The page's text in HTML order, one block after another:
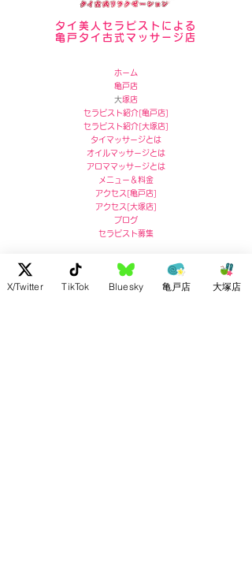
タイ美人セラピストによる
亀戸タイ古式マッサージ店
ホーム
亀戸店
​大塚店
セラピスト紹介[亀戸店]
セラピスト紹介[大塚店]
タイマッサージとは
オイルマッサージとは
アロママッサージとは
メニュー＆料金
アクセス [亀戸店]
アクセス [大塚店]
ブログ
セラピスト募集
亀戸店 住所
〒136-0071
X/Twitter TikTok Bluesky 亀戸店 大塚店